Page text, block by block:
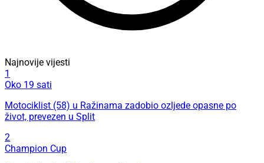
Najnovije vijesti
1
Oko 19 sati
Motociklist (58) u Ražinama zadobio ozljede opasne po
život, prevezen u Split
2
Champion Cup